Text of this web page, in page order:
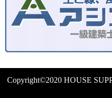
Copyright©2020 HOUSE